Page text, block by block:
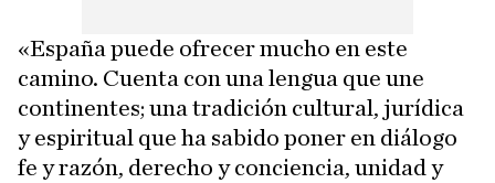
«España puede ofrecer mucho en este
camino. Cuenta con una lengua que une
continentes; una tradición cultural, jurídica
y espiritual que ha sabido poner en diálogo
fe y razón, derecho y conciencia, unidad y